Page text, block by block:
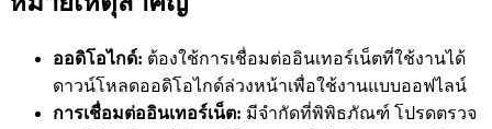
ออดิโอไกด์: ต้องใช้การเชื่อมต่ออินเทอร์เน็ตที่ใช้งานได้
ดาวน์โหลดออดิโอไกด์ล่วงหน้าเพื่อใช้งานแบบออฟไลน์
การเชื่อมต่ออินเทอร์เน็ต: มีจำกัดที่พิพิธภัณฑ์ โปรดตรวจ